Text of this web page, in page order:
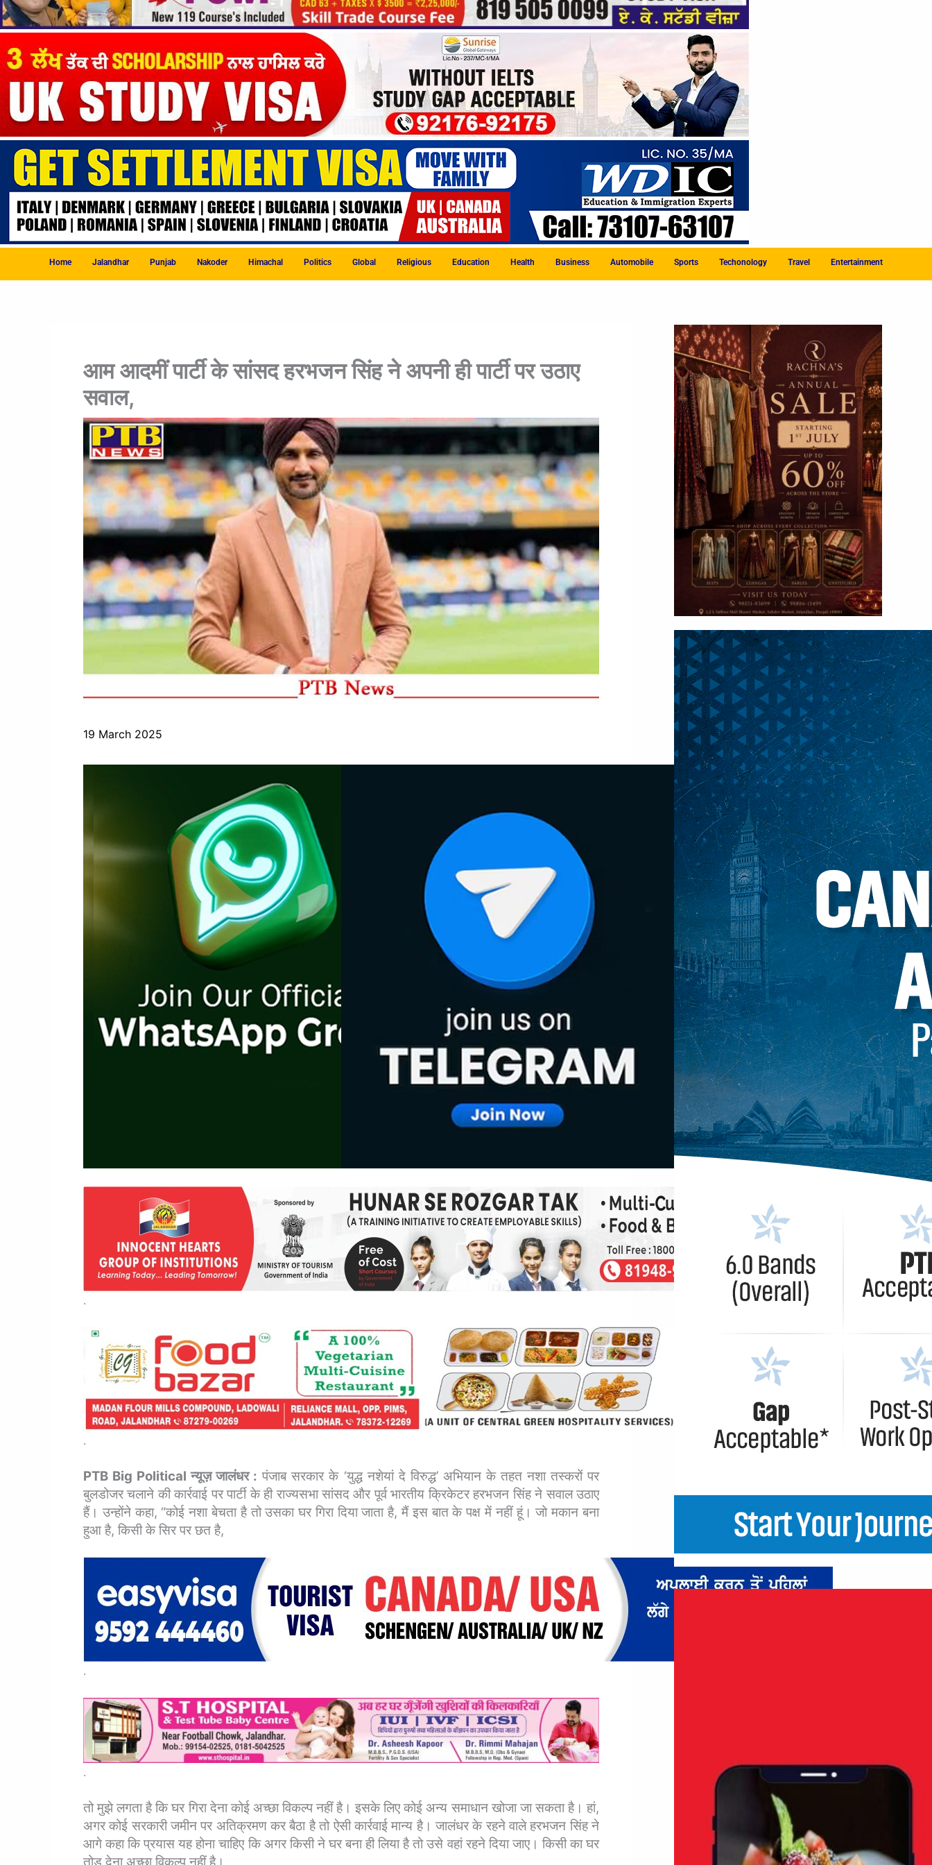
Home Jalandhar Punjab Nakoder Himachal Politics Global Religious Education Health Business Automobile Sports Techonology Travel Entertainment
आम आदमीं पार्टी के सांसद हरभजन सिंह ने अपनी ही पार्टी पर उठाए
सवाल,
19 March 2025
.
.
PTB Big Political न्यूज़ जालंधर : पंजाब सरकार के ‘युद्ध नशेयां दे विरुद्ध’ अभियान के तहत नशा तस्करों पर
बुलडोजर चलाने की कार्रवाई पर पार्टी के ही राज्यसभा सांसद और पूर्व भारतीय क्रिकेटर हरभजन सिंह ने सवाल उठाए
हैं। उन्होंने कहा, “कोई नशा बेचता है तो उसका घर गिरा दिया जाता है, मैं इस बात के पक्ष में नहीं हूं।जो मकान बना
हुआ है, किसी के सिर पर छत है,
.
.
तो मुझे लगता है कि घर गिरा देना कोई अच्छा विकल्प नहीं है। इसके लिए कोई अन्य समाधान खोजा जा सकता है। हां,
अगर कोई सरकारी जमीन पर अतिक्रमण कर बैठा है तो ऐसी कार्रवाई मान्य है। जालंधर के रहने वाले हरभजन सिंह ने
आगे कहा कि प्रयास यह होना चाहिए कि अगर किसी ने घर बना ही लिया है तो उसे वहां रहने दिया जाए। किसी का घर